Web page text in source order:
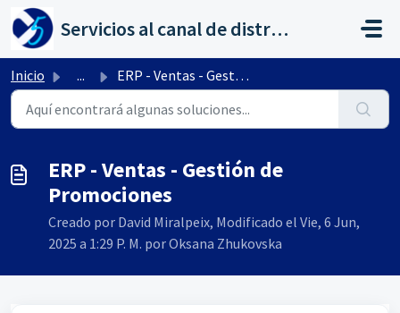
Saltar al contenido principal
Servicios al canal de distribución de AHORA
Inicio ... ERP - Ventas - Gestión de Promociones
ERP - Ventas - Gestión de
Promociones
Creado por David Miralpeix, Modificado el Vie, 6 Jun,
2025 a 1:29 P. M. por Oksana Zhukovska